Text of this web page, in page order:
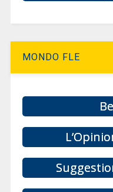
MONDO FLE